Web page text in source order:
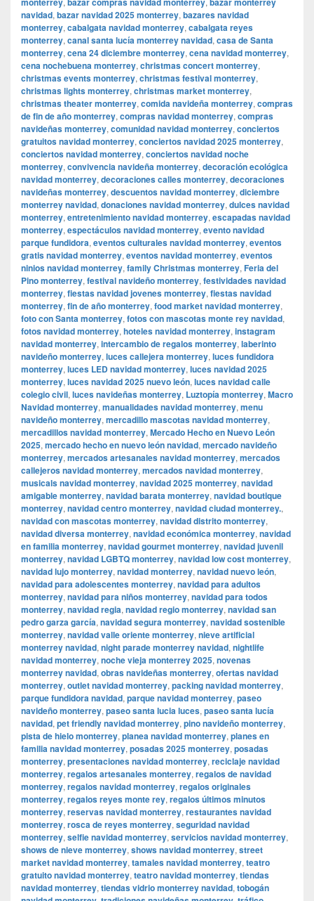
navidad, bazar navidad 2025 monterrey, bazares navidad
monterrey, cabalgata navidad monterrey, cabalgata reyes
monterrey, canal santa lucía monterrey navidad, casa de Santa
monterrey, cena 24 diciembre monterrey, cena navidad monterrey,
cena nochebuena monterrey, christmas concert monterrey,
christmas events monterrey, christmas festival monterrey,
christmas lights monterrey, christmas market monterrey,
christmas theater monterrey, comida navideña monterrey, compras
de fin de año monterrey, compras navidad monterrey, compras
navideñas monterrey, comunidad navidad monterrey, conciertos
gratuitos navidad monterrey, conciertos navidad 2025 monterrey,
conciertos navidad monterrey, conciertos navidad noche
monterrey, convivencia navideña monterrey, decoración ecológica
navidad monterrey, decoraciones calles monterrey, decoraciones
navideñas monterrey, descuentos navidad monterrey, diciembre
monterrey navidad, donaciones navidad monterrey, dulces navidad
monterrey, entretenimiento navidad monterrey, escapadas navidad
monterrey, espectáculos navidad monterrey, evento navidad
parque fundidora, eventos culturales navidad monterrey, eventos
gratis navidad monterrey, eventos navidad monterrey, eventos
ninios navidad monterrey, family Christmas monterrey, Feria del
Pino monterrey, festival navideño monterrey, festividades navidad
monterrey, fiestas navidad jovenes monterrey, fiestas navidad
monterrey, fin de año monterrey, food market navidad monterrey,
foto con Santa monterrey, fotos con mascotas monte rey navidad,
fotos navidad monterrey, hoteles navidad monterrey, instagram
navidad monterrey, intercambio de regalos monterrey, laberinto
navideño monterrey, luces callejera monterrey, luces fundidora
monterrey, luces LED navidad monterrey, luces navidad 2025
monterrey, luces navidad 2025 nuevo león, luces navidad calle
colegio civil, luces navideñas monterrey, Luztopía monterrey, Macro
Navidad monterrey, manualidades navidad monterrey, menu
navideño monterrey, mercadillo mascotas navidad monterrey,
mercadillos navidad monterrey, Mercado Hecho en Nuevo León
2025, mercado hecho en nuevo león navidad, mercado navideño
monterrey, mercados artesanales navidad monterrey, mercados
callejeros navidad monterrey, mercados navidad monterrey,
musicals navidad monterrey, navidad 2025 monterrey, navidad
amigable monterrey, navidad barata monterrey, navidad boutique
monterrey, navidad centro monterrey, navidad ciudad monterrey.,
navidad con mascotas monterrey, navidad distrito monterrey,
navidad diversa monterrey, navidad económica monterrey, navidad
en familia monterrey, navidad gourmet monterrey, navidad juvenil
monterrey, navidad LGBTQ monterrey, navidad low cost monterrey,
navidad lujo monterrey, navidad monterrey, navidad nuevo león,
navidad para adolescentes monterrey, navidad para adultos
monterrey, navidad para niños monterrey, navidad para todos
monterrey, navidad regia, navidad regio monterrey, navidad san
pedro garza garcía, navidad segura monterrey, navidad sostenible
monterrey, navidad valle oriente monterrey, nieve artificial
monterrey navidad, night parade monterrey navidad, nightlife
navidad monterrey, noche vieja monterrey 2025, novenas
monterrey navidad, obras navideñas monterrey, ofertas navidad
monterrey, outlet navidad monterrey, packing navidad monterrey,
parque fundidora navidad, parque navidad monterrey, paseo
navideño monterrey, paseo santa lucia luces, paseo santa lucía
navidad, pet friendly navidad monterrey, pino navideño monterrey,
pista de hielo monterrey, planea navidad monterrey, planes en
familia navidad monterrey, posadas 2025 monterrey, posadas
monterrey, presentaciones navidad monterrey, reciclaje navidad
monterrey, regalos artesanales monterrey, regalos de navidad
monterrey, regalos navidad monterrey, regalos originales
monterrey, regalos reyes monte rey, regalos últimos minutos
monterrey, reservas navidad monterrey, restaurantes navidad
monterrey, rosca de reyes monterrey, seguridad navidad
monterrey, selfie navidad monterrey, servicios navidad monterrey,
shows de nieve monterrey, shows navidad monterrey, street
market navidad monterrey, tamales navidad monterrey, teatro
gratuito navidad monterrey, teatro navidad monterrey, tiendas
navidad monterrey, tiendas vidrio monterrey navidad, tobogán